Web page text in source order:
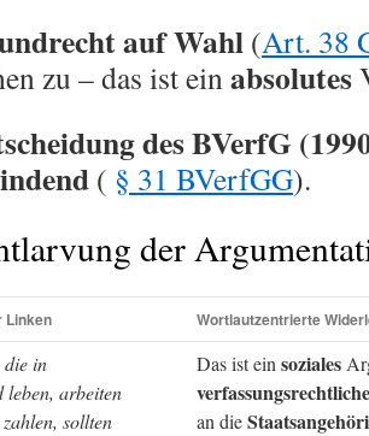
auf Wahl (Art. 38
zu – das ist einabsolutes
des BVerfG
( § 31 BVerfGG).
der
Linken Wortlautzentrierte
die in
leben, arbeiten
sollten
Das ist ein soziales
an die